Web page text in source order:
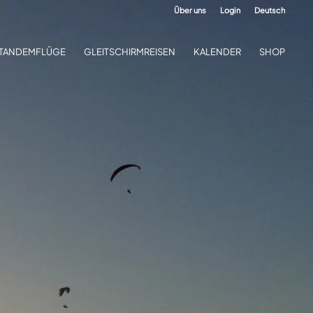
Über uns Login Deutsch
GLEITSCHIRMREISEN KALENDER SHOP